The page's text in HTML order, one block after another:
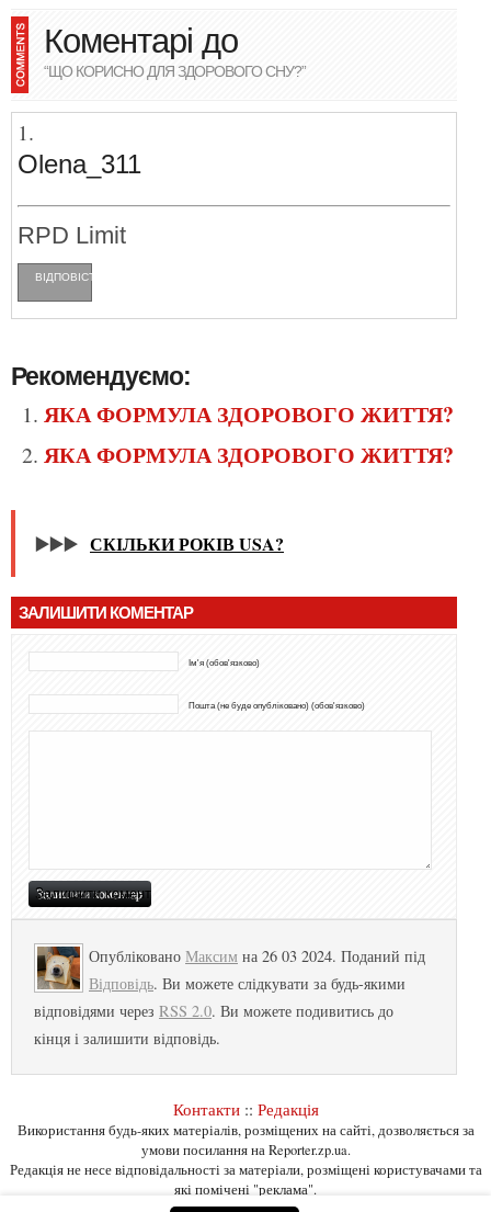
Коментарі до
“ЩО КОРИСНО ДЛЯ ЗДОРОВОГО СНУ?”
Olena_311
RPD Limit
ВІДПОВІCТИ
Рекомендуємо:
ЯКА ФОРМУЛА ЗДОРОВОГО ЖИТТЯ?
ЯКА ФОРМУЛА ЗДОРОВОГО ЖИТТЯ?
▶️▶️▶️ СКІЛЬКИ РОКІВ USA?
ЗАЛИШИТИ КОМЕНТАР
Ім'я (обов'язково)
Пошта (не буде опубліковано) (обов'язково)
Опубліковано Максим на 26 03 2024. Поданий під
Відповідь. Ви можете слідкувати за будь-якими
відповідями через RSS 2.0. Ви можете подивитись до
кінця і залишити відповідь.
Контакти:: Редакція
Використання будь-яких матеріалів, розміщених на сайті, дозволяється за
умови посилання на Reporter.zp.ua.
Редакція не несе відповідальності за матеріали, розміщені користувачами та
які помічені "реклама".